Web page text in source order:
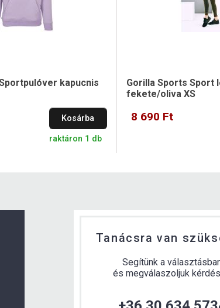
kapucnis
Kosárba
raktáron 1 db
Gorilla Sports Sport
fekete/oliva XS
8 690 Ft
Tanácsra van
Segítünk a
és megválaszoljuk